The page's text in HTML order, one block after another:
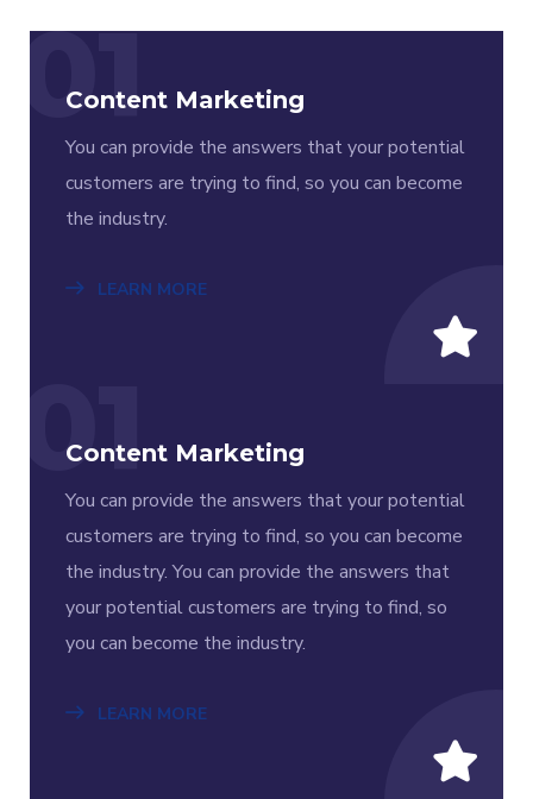
01
Content Marketing
You can provide the answers that your potential
customers are trying to find, so you can become
the industry.
LEARN MORE
01
Content Marketing
You can provide the answers that your potential
customers are trying to find, so you can become
the industry. You can provide the answers that
your potential customers are trying to find, so
you can become the industry.
LEARN MORE